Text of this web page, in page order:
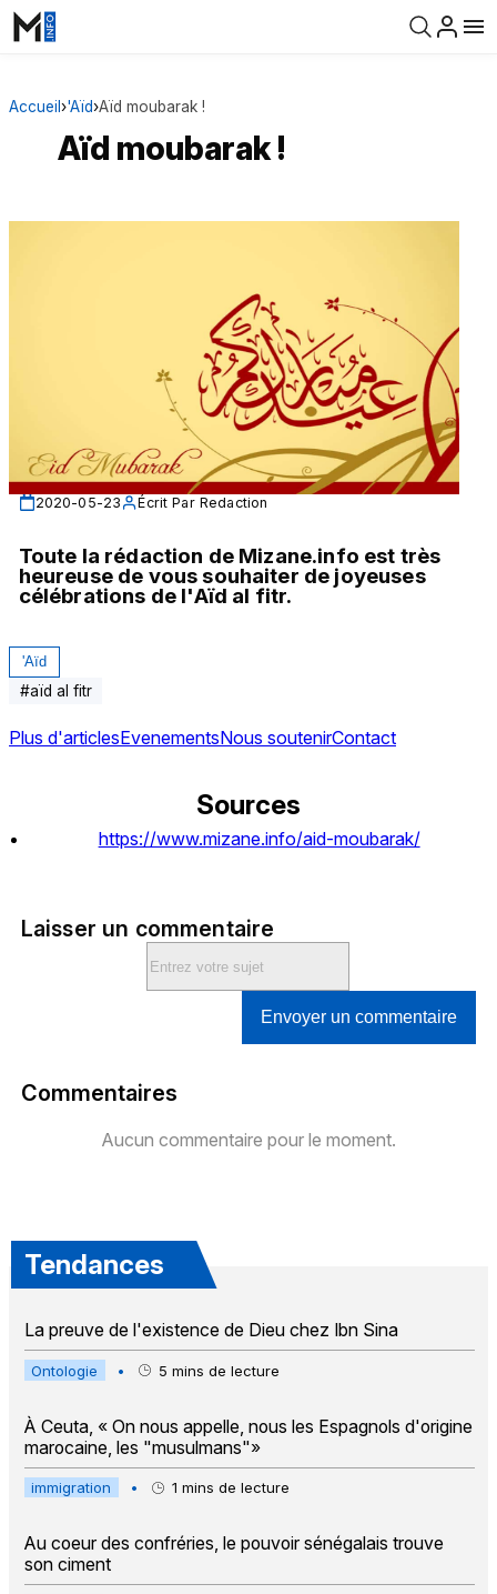
Accueil ›'Aïd›Aïd moubarak !
Aïd moubarak !
2020-05-23 Écrit Par Redaction
Toute la rédaction de Mizane.info est très
heureuse de vous souhaiter de joyeuses
célébrations de l'Aïd al fitr.
'Aïd
#aïd al fitr
Plus d'articlesEvenementsNous soutenirContact
Sources
https://www.mizane.info/aid-moubarak/
Laisser un commentaire
Envoyer un commentaire
Commentaires
Aucun commentaire pour le moment.
Tendances
La preuve de l'existence de Dieu chez Ibn Sina
Ontologie • 5 mins de lecture
À Ceuta, « On nous appelle, nous les Espagnols d'origine
marocaine, les "musulmans"»
immigration • 1 mins de lecture
Au coeur des confréries, le pouvoir sénégalais trouve
son ciment